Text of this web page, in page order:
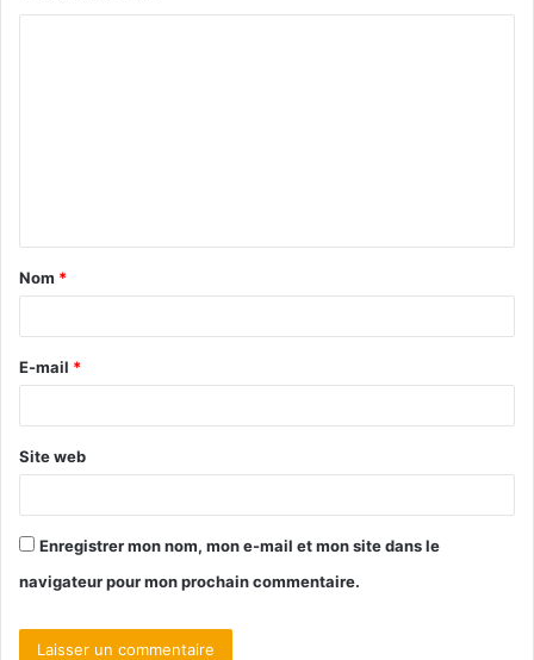
Nom *
E-mail *
Site web
Enregistrer mon nom, mon e-mail et mon site dans le
navigateur pour mon prochain commentaire.